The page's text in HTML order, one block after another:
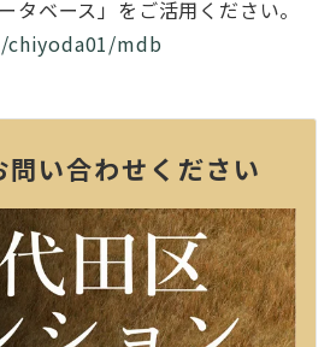
タベース」をご活用ください。
mdb
問い合わせください